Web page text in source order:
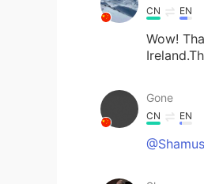
CN EN
Wow!
Gone
CN EN
@Shamus